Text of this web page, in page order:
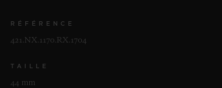
RÉFÉRENCE
421.NX.1170.RX.1704
TAILLE
44 mm